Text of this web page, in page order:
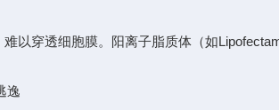
穿透细胞膜。阳离子脂质体（如
逸